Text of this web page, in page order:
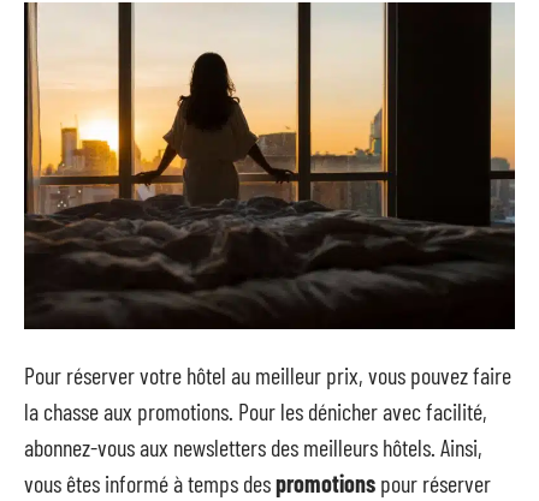
Pour réserver votre hôtel au meilleur prix, vous pouvez faire
la chasse aux promotions. Pour les dénicher avec facilité,
abonnez-vous aux newsletters des meilleurs hôtels. Ainsi,
vous êtes informé à temps despromotions pour réserver